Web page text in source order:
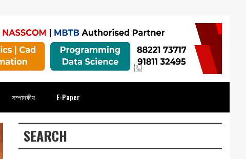
সম্পাদকীয় E-Paper
SEARCH